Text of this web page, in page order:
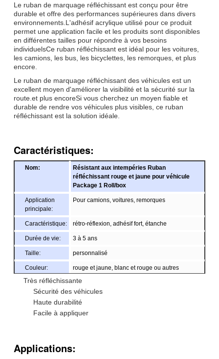
Le ruban de marquage réfléchissant est conçu pour être
durable et offre des performances supérieures dans divers
environnements.L'adhésif acrylique utilisé pour ce produit
permet une application facile et les produits sont disponibles
en différentes tailles pour répondre à vos besoins
individuelsCe ruban réfléchissant est idéal pour les voitures,
les camions, les bus, les bicyclettes, les remorques, et plus
encore.
Le ruban de marquage réfléchissant des véhicules est un
excellent moyen d'améliorer la visibilité et la sécurité sur la
route.et plus encoreSi vous cherchez un moyen fiable et
durable de rendre vos véhicules plus visibles, ce ruban
réfléchissant est la solution idéale.
Caractéristiques:
Nom:
Résistant aux intempéries Ruban
réfléchissant rouge et jaune pour véhicule
Package 1 Roll/box
Application
principale:
Pour camions, voitures, remorques
Caractéristique: rétro-réflexion, adhésif fort, étanche
Durée de vie: 3 à 5 ans
Taille: personnalisé
Couleur: rouge et jaune, blanc et rouge ou autres
Emballage: selon vos besoins
Livraison 7 jours, selon la quantité de commande
Très réfléchissante
Sécurité des véhicules
Haute durabilité
Facile à appliquer
Applications: